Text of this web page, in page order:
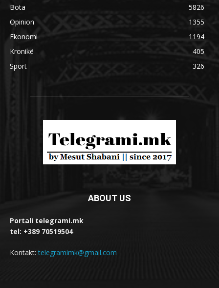
Bota
5826
Opinion
1355
Ekonomi
1194
Kronikë
405
Sport
326
ABOUT US
Portali telegrami.mk
tel: +389 70519504
Kontakt:telegramimk@gmail.com